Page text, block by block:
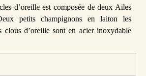
d’oreille est composée de deux Ailes
petits champignons en laiton les
clous d’oreille sont en acier inoxydable